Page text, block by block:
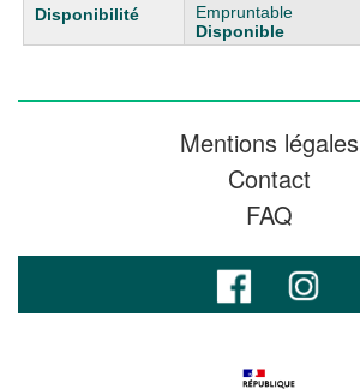
Empruntable
Disponible
Mentions légales
Contact
FAQ